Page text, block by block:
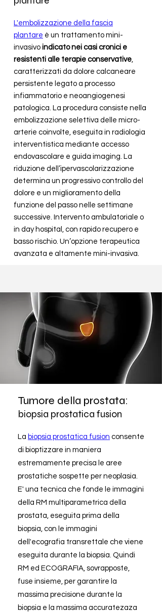
L'embolizzazione della fascia
plantare è un trattamento mini-
invasivo indicato nei casi cronici e
resistenti alle terapie conservative,
caratterizzati da dolore calcaneare
persistente legato a processo
infiammatorio e neoangiogenesi
patologica. La procedura consiste nella
embolizzazione selettiva delle micro-
arterie coinvolte, eseguita in radiologia
interventistica mediante accesso
endovascolare e guida imaging. La
riduzione dell’ipervascolarizzazione
determina un progressivo controllo del
dolore e un miglioramento della
funzione del passo nelle settimane
successive. Intervento ambulatoriale o
in day hospital, con rapido recupero e
basso rischio. Un’opzione terapeutica
avanzata e altamente mini-invasiva.
Tumore della prostata:
biopsia prostatica fusion
La biopsia prostatica fusion consente
di bioptizzare in maniera
estremamente precisa le aree
prostatiche sospette per neoplasia.
E' una tecnica che fonde le immagini
della RM multiparametrica della
prostata, eseguita prima della
biopsia, con le immagini
dell'ecografia transrettale che viene
eseguita durante la biopsia. Quindi
RM ed ECOGRAFIA, sovrapposte,
fuse insieme, per garantire la
massima precisione durante la
biopsia e la massima accuratezaza